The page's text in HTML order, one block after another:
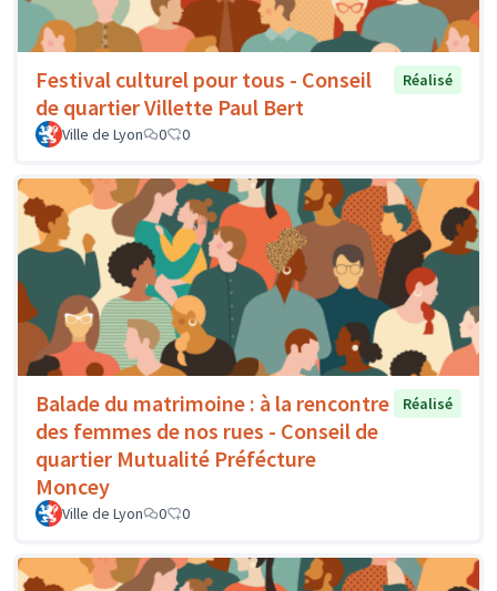
Festival culturel pour tous - Conseil
de quartier Villette Paul Bert
Réalisé
Ville de Lyon 0 0
Balade du matrimoine : à la rencontre
des femmes de nos rues - Conseil de
quartier Mutualité Préfécture
Moncey
Réalisé
Ville de Lyon 0 0